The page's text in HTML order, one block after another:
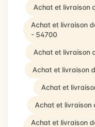
Achat et livraison
Achat et livraison
- 54700
Achat et livraison
Achat et livraison
Achat et
Achat et livraison
Achat et livraison